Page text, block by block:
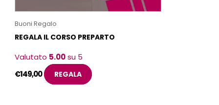
Buoni Regalo
REGALA IL CORSO PREPARTO
Valutato 5.00su 5
€149,00 REGALA